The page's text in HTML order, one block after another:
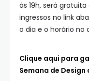
às 19h, será
ingressos no link
o dia e o horário no
Clique aqui para
Semana de Design